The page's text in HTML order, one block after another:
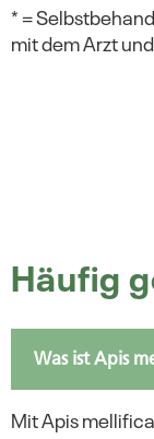
* =
mit dem Arzt
Häufig
Was ist Apis
Mit Apis